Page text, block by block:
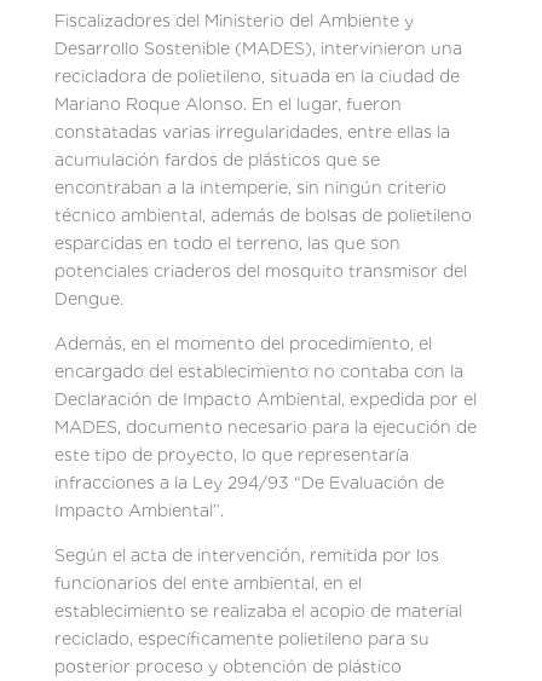
Fiscalizadores del Ministerio del Ambiente y
Desarrollo Sostenible (MADES), intervinieron una
recicladora de polietileno, situada en la ciudad de
Mariano Roque Alonso. En el lugar, fueron
constatadas varias irregularidades, entre ellas la
acumulación fardos de plásticos que se
encontraban a la intemperie, sin ningún criterio
técnico ambiental, además de bolsas de polietileno
esparcidas en todo el terreno, las que son
potenciales criaderos del mosquito transmisor del
Dengue.
Además, en el momento del procedimiento, el
encargado del establecimiento no contaba con la
Declaración de Impacto Ambiental, expedida por el
MADES, documento necesario para la ejecución de
este tipo de proyecto, lo que representaría
infracciones a la Ley 294/93 “De Evaluación de
Impacto Ambiental”.
Según el acta de intervención, remitida por los
funcionarios del ente ambiental, en el
establecimiento se realizaba el acopio de material
reciclado, específicamente polietileno para su
posterior proceso y obtención de plástico